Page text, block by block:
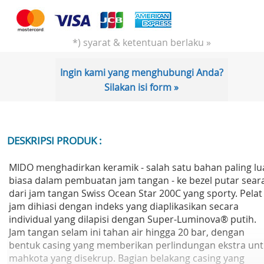
*) syarat & ketentuan berlaku »
Ingin kami yang menghubungi Anda?
Silakan isi form »
DESKRIPSI PRODUK :
MIDO menghadirkan keramik - salah satu bahan paling
biasa dalam pembuatan jam tangan - ke bezel putar
dari jam tangan Swiss Ocean Star 200C yang sporty. Pelat
jam dihiasi dengan indeks yang diaplikasikan secara
individual yang dilapisi dengan Super-Luminova® putih.
Jam tangan selam ini tahan air hingga 20 bar, dengan
bentuk casing yang memberikan perlindungan ekstra
mahkota yang disekrup. Bagian belakang casing yang